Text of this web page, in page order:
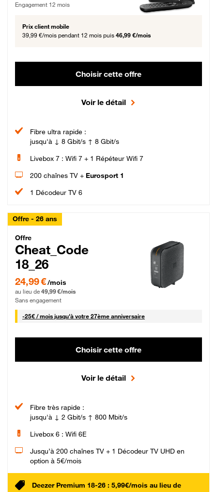
Engagement 12 mois
Prix client mobile
39,99 €/mois pendant 12 mois puis 46,99 €/mois
Choisir cette offre
Voir le détail
Fibre ultra rapide :
jusqu'à ↓ 8 Gbit/s ↑ 8 Gbit/s
Livebox 7 : Wifi 7 + 1 Répéteur Wifi 7
200 chaînes TV + Eurosport 1
1 Décodeur TV 6
Offre - 26 ans
Cheat_Code Fibre_18_26
Offre
Cheat_Code
18_26
24,99 € par mois pendant 0 mois puis 49,99 € par mois, Sans engagement
24,99 €/mois
au lieu de 49,99 €/mois
Sans engagement
-25€ / mois25 € par mois
jusqu'à votre 27ème anniversaire
Choisir cette offre
Voir le détail
Fibre très rapide :
jusqu'à ↓ 2 Gbit/s ↑ 800 Mbit/s
Livebox 6 : Wifi 6E
Jusqu’à 200 chaînes TV + 1 Décodeur TV UHD en
option à 5€/mois
Deezer Premium 18-26 : 5,99€/mois au lieu de